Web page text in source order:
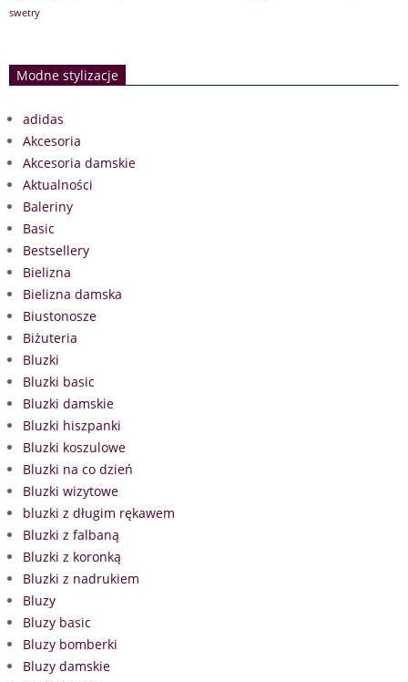
swetry
Modne stylizacje
adidas
Akcesoria
Akcesoria damskie
Aktualności
Baleriny
Basic
Bestsellery
Bielizna
Bielizna damska
Biustonosze
Biżuteria
Bluzki
Bluzki basic
Bluzki damskie
Bluzki hiszpanki
Bluzki koszulowe
Bluzki na co dzień
Bluzki wizytowe
bluzki z długim rękawem
Bluzki z falbaną
Bluzki z koronką
Bluzki z nadrukiem
Bluzy
Bluzy basic
Bluzy bomberki
Bluzy damskie